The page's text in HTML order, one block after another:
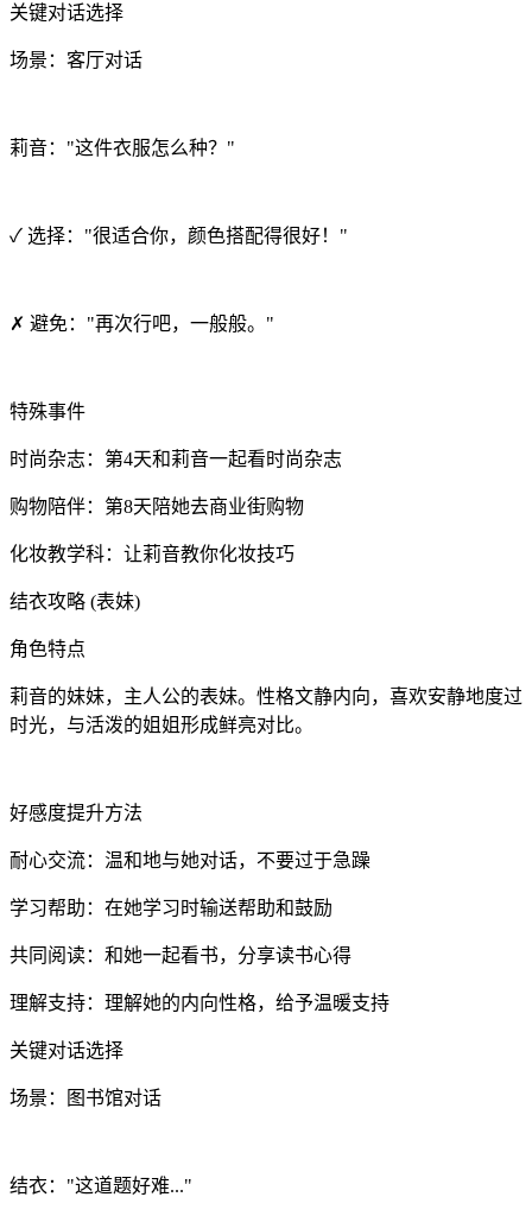
关键对话选择
场景：客厅对话
莉音："这件衣服怎么种？"
✓ 选择："很适合你，颜色搭配得很好！"
✗ 避免："再次行吧，一般般。"
特殊事件
时尚杂志：第4天和莉音一起看时尚杂志
购物陪伴：第8天陪她去商业街购物
化妆教学科：让莉音教你化妆技巧
结衣攻略 (表妹)
角色特点
莉音的妹妹，主人公的表妹。性格文静内向，喜欢安静地度过
时光，与活泼的姐姐形成鲜亮对比。
好感度提升方法
耐心交流：温和地与她对话，不要过于急躁
学习帮助：在她学习时输送帮助和鼓励
共同阅读：和她一起看书，分享读书心得
理解支持：理解她的内向性格，给予温暖支持
关键对话选择
场景：图书馆对话
结衣："这道题好难..."